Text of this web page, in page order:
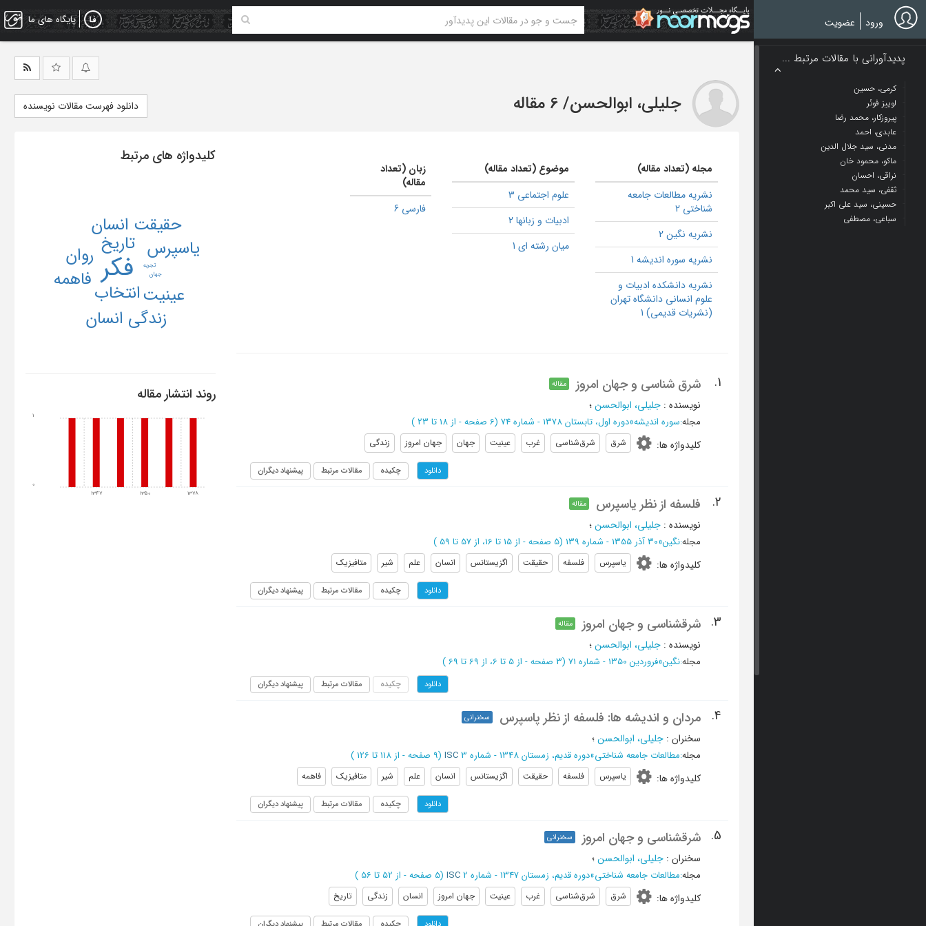
Skip
to
main
پایگاه های ما ورود عضویت
پدیدآورانی با مقالات مرتبط ...
کرمی، حسین
لوییز فوئر
پیروزکار، محمد رضا
عابدی، احمد
مدنی، سید جلال الدین
ماکو، محمود خان
نراقی، احسان
ثقفی، سید محمد
حسینی، سید علی اکبر
سباعی، مصطفی
جلیلی، ابوالحسن/6 مقاله دانلود فهرست مقالات نویسنده
مجله (تعداد مقاله)
نشریه مطالعات جامعه
شناختی 2
نشریه نگین 2
نشریه سوره اندیشه 1
نشریه دانشکده ادبیات و
علوم انسانی دانشگاه تهران
(نشریات قدیمی) 1
موضوع (تعداد مقاله)
علوم اجتماعی 3
ادبیات و زبانها 2
میان رشته ای 1
زبان (تعداد
مقاله)
فارسی 6
1. شرق شناسی و جهان امروز مقاله
نویسنده : جلیلی، ابوالحسن؛
مجله:سوره اندیشه»دوره اول، تابستان 1378 - شماره 74 (‎6 صفحه - از 18 تا 23 )
کلیدواژه ها: شرق شرق‌شناسی غرب عینیت جهان جهان امروز زندگی
دانلود چکیده مقالات مرتبط پیشنهاد دیگران
2. فلسفه از نظر یاسپرس مقاله
نویسنده : جلیلی، ابوالحسن؛
مجله:نگین»30 آذر 1355 - شماره 139 (‎5 صفحه - از 15 تا 16، از 57 تا 59 )
کلیدواژه ها: یاسپرس فلسفه حقیقت اگزیستانس انسان علم شیر متافیزیک
دانلود چکیده مقالات مرتبط پیشنهاد دیگران
3. شرقشناسی و جهان امروز مقاله
نویسنده : جلیلی، ابوالحسن؛
مجله:نگین»فروردین 1350 - شماره 71 (‎3 صفحه - از 5 تا 6، از 69 تا 69 )
دانلود چکیده مقالات مرتبط پیشنهاد دیگران
4. مردان و اندیشه ها: فلسفه از نظر پاسپرس سخنرانی
سخنران : جلیلی، ابوالحسن؛
مجله:مطالعات جامعه شناختی»دوره قديم، زمستان 1348 - شماره 3 ISC (‎9 صفحه - از 118 تا 126 )
کلیدواژه ها: یاسپرس فلسفه حقیقت اگزیستانس انسان علم شیر متافیزیک فاهمه
دانلود چکیده مقالات مرتبط پیشنهاد دیگران
5. شرقشناسی و جهان امروز سخنرانی
سخنران : جلیلی، ابوالحسن؛
مجله:مطالعات جامعه شناختی»دوره قديم، زمستان 1347 - شماره 2 ISC (‎5 صفحه - از 52 تا 56 )
کلیدواژه ها: شرق شرق‌شناسی غرب عینیت جهان امروز انسان زندگی تاریخ
کلیدواژه های مرتبط
فکر
انتخاب
تاریخ
حقیقت انسان
روان
زندگی انسان
عینیت
فاهمه
یاسپرس
تجربه
جهان
روند انتشار مقاله
1347 1350 1378
0
1